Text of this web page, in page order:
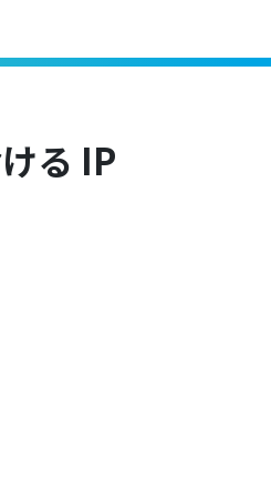
る IP